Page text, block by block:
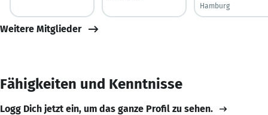
Hamburg
Weitere Mitglieder
Fähigkeiten und Kenntnisse
Logg Dich jetzt ein, um das ganze Profil zu sehen.